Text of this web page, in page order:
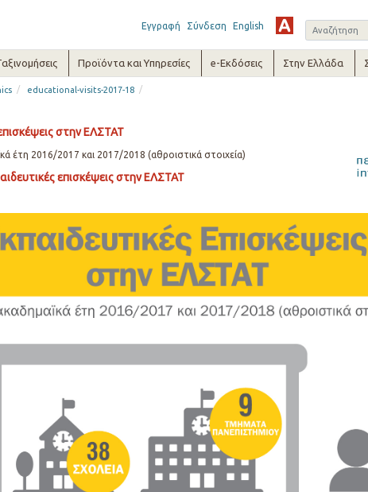
Εγγραφή Σύνδεση English
Προϊόντα και Υπηρεσίες e-Εκδόσεις Στην Ελλάδα
/ educational-visits-2017-18 /
στην ΕΛΣΤΑΤ
έτη 2016/2017 και 2017/2018 (αθροιστικά στοιχεία)
επισκέψεις στην ΕΛΣΤΑΤ